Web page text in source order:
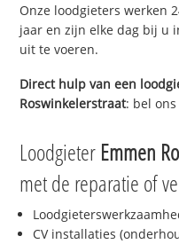
Onze loodgieters werken
jaar en zijn elke dag bij u
uit te voeren.
Direct hulp van een
Roswinkelerstraat: bel ons
Loodgieter Emmen
met de reparatie of
CV installaties